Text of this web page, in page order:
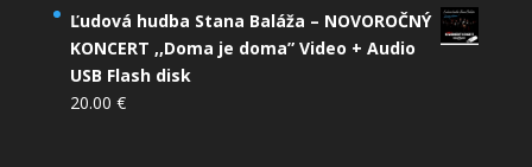
Ľudová hudba Stana Baláža – NOVOROČNÝ
KONCERT ,,Doma je doma” Video + Audio
USB Flash disk
20.00 €